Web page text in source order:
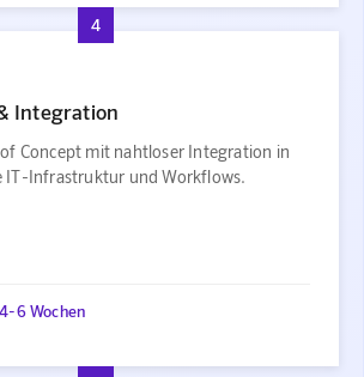
4
Integration
Concept mit nahtloser Integration in
IT-Infrastruktur und Workflows.
6 Wochen